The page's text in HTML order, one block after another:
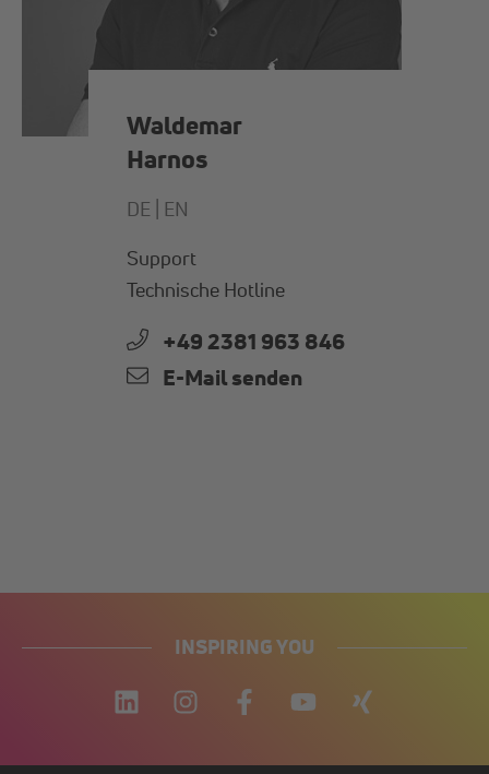
Waldemar
Harnos
DE | EN
Support
Technische Hotline
+49 2381 963 846
E-Mail senden
INSPIRING YOU